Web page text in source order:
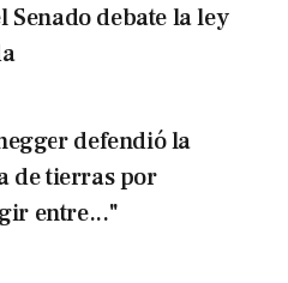
Senado debate la ley
defendió la
de tierras por
entre..."